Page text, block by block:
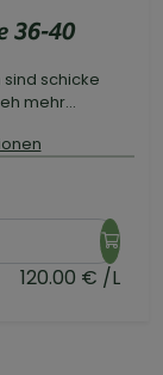
36-40
schicke
mehr...
120.00 € /L